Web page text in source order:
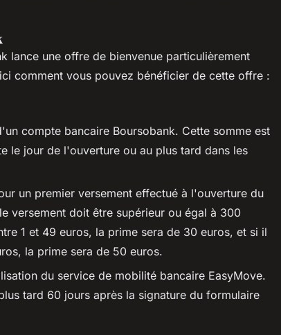
lance une offre de bienvenue particulièrement
comment vous pouvez bénéficier de cette offre :
compte bancaire Boursobank. Cette somme est
le jour de l'ouverture ou au plus tard dans les
un premier versement effectué à l'ouverture du
versement doit être supérieur ou égal à 300
1 et 49 euros, la prime sera de 30 euros, et si il
la prime sera de 50 euros.
du service de mobilité bancaire EasyMove.
tard 60 jours après la signature du formulaire